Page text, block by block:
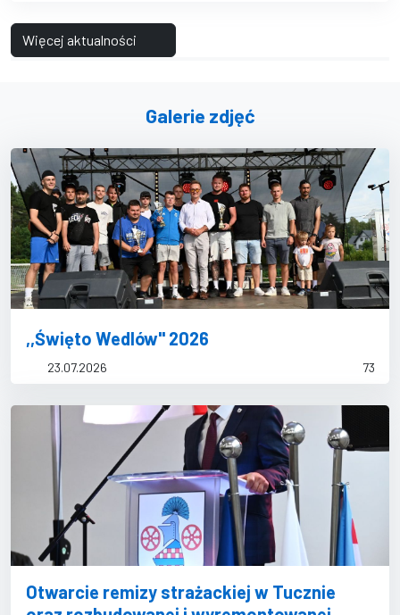
Więcej aktualności
Galerie zdjęć
,,Święto Wedlów'' 2026
23.07.2026 73
Otwarcie remizy strażackiej w Tucznie